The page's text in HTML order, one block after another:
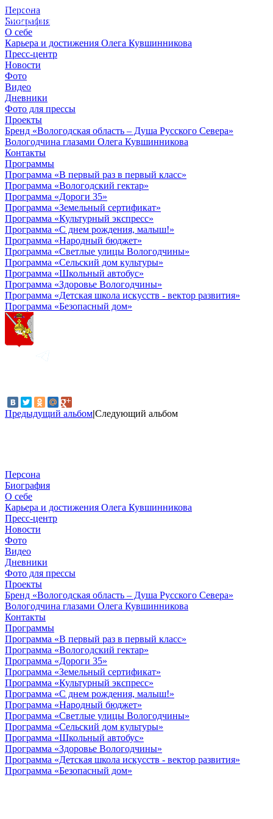
Персона
Биография
О себе
Карьера и достижения Олега Кувшинникова
Пресс-центр
Новости
Фото
Видео
Дневники
Фото для прессы
Проекты
Бренд «Вологодская область – Душа Русского Севера»
Вологодчина глазами Олега Кувшинникова
Контакты
Программы
Программа «В первый раз в первый класс»
Программа «Вологодский гектар»
Программа «Дороги 35»
Программа «Земельный сертификат»
Программа «Культурный экспресс»
Программа «С днем рождения, малыш!»
Программа «Народный бюджет»
Программа «Светлые улицы Вологодчины»
Программа «Сельский дом культуры»
Программа «Школьный автобус»
Программа «Здоровье Вологодчины»
Программа «Детская школа искусств - вектор развития»
Программа «Безопасный дом»
Предыдущий альбом|Следующий альбом
© 2012 - 2023,
КУВШИННИКОВ О.А.
Персона
Биография
О себе
Карьера и достижения Олега Кувшинникова
Пресс-центр
Новости
Фото
Видео
Дневники
Фото для прессы
Проекты
Бренд «Вологодская область – Душа Русского Севера»
Вологодчина глазами Олега Кувшинникова
Контакты
Программы
Программа «В первый раз в первый класс»
Программа «Вологодский гектар»
Программа «Дороги 35»
Программа «Земельный сертификат»
Программа «Культурный экспресс»
Программа «С днем рождения, малыш!»
Программа «Народный бюджет»
Программа «Светлые улицы Вологодчины»
Программа «Сельский дом культуры»
Программа «Школьный автобус»
Программа «Здоровье Вологодчины»
Программа «Детская школа искусств - вектор развития»
Программа «Безопасный дом»